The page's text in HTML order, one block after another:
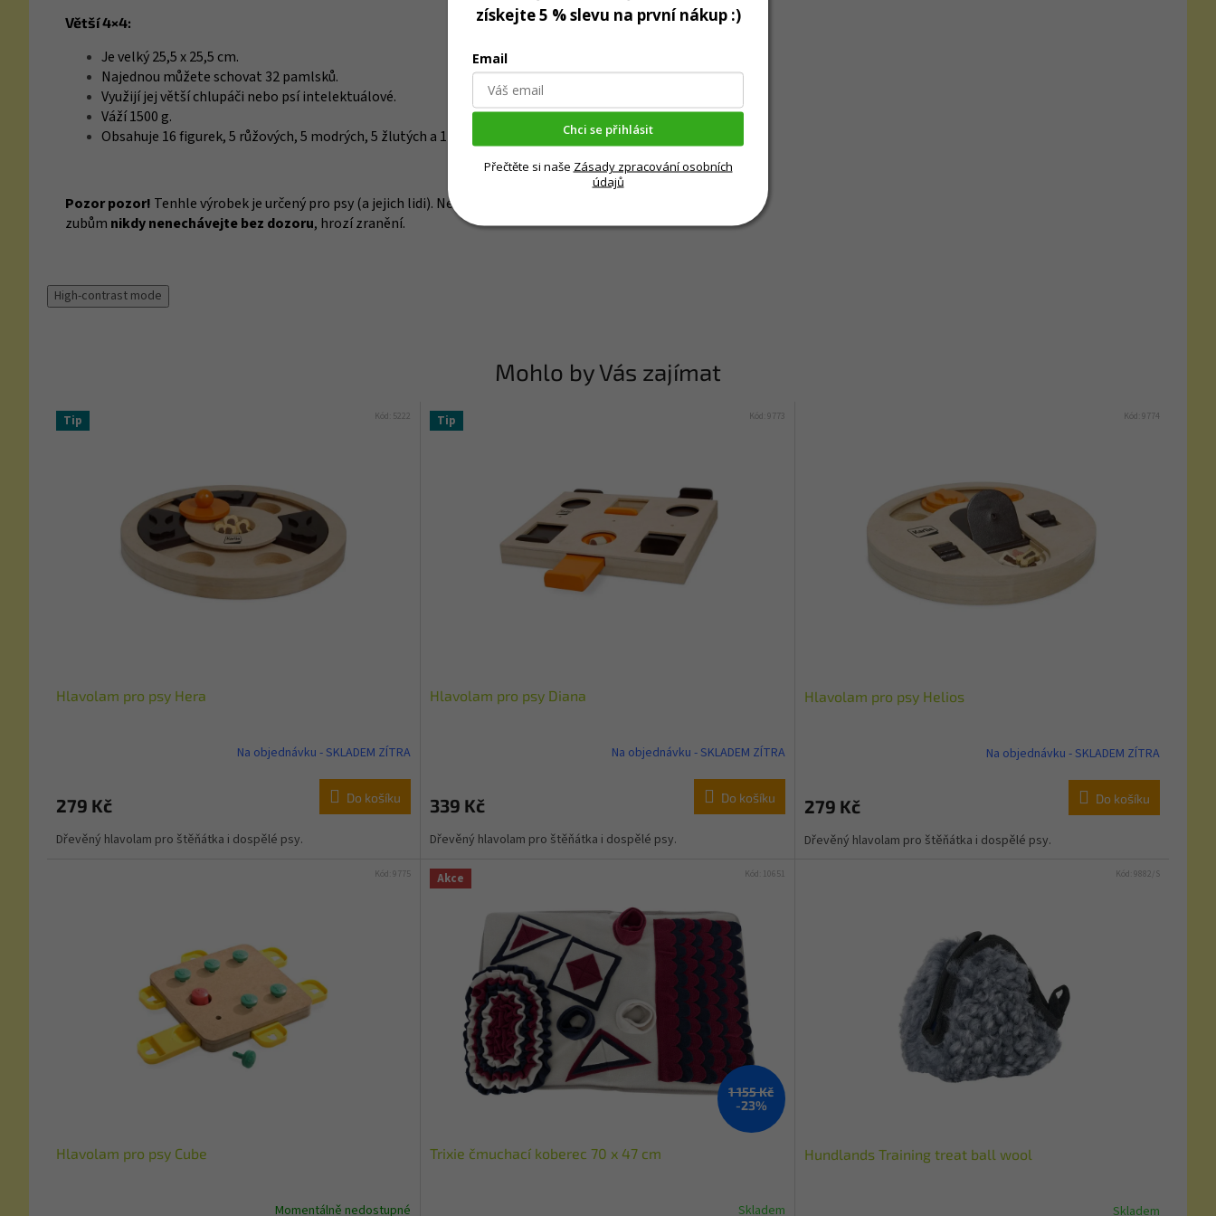
Větší 4×4:
Je velký 25,5 x 25,5 cm.
Najednou můžete schovat 32 pamlsků.
Využijí jej větší chlupáči nebo psí intelektuálové.
Váží 1500 g.
Obsahuje 16 figurek, 5 růžových, 5 modrých, 5 žlutých a 1 náhodné barvy.
Pozor pozor! Tenhle výrobek je určený pro psy (a jejich lidi). Není to hračka, ale výcviková pomůcka. Takže ji psím
zubům nikdy nenechávejte bez dozoru, hrozí zranění.
High-contrast mode
Mohlo by Vás zajímat
Tip
Hlavolam pro psy Hera
Na objednávku - SKLADEM ZÍTRA
279 Kč Do košíku
Dřevěný hlavolam pro štěňátka i dospělé psy.
Kód: 5222 Tip
Hlavolam pro psy Diana
Na objednávku - SKLADEM ZÍTRA
339 Kč Do košíku
Dřevěný hlavolam pro štěňátka i dospělé psy.
Kód: 9773
Hlavolam pro psy Helios
Na objednávku - SKLADEM ZÍTRA
279 Kč Do košíku
Dřevěný hlavolam pro štěňátka i dospělé psy.
Kód: 9774
Hlavolam pro psy Cube
Momentálně nedostupné
Kód:9775 Akce
1 155 Kč
-23%
Trixie čmuchací koberec 70 x 47 cm
Skladem
Kód: 10651
Hundlands Training treat ball wool
Skladem
Kód: 9882/S
získejte 5 % slevu na první nákup :)
Email
Chci se přihlásit
Přečtěte si naše Zásady zpracování osobních
údajů